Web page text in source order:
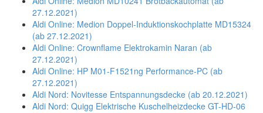
27.12.2021)
Aldi Online: Medion Doppel-Induktionskochplatte MD15324
(ab 27.12.2021)
Aldi Online: Crownflame Elektrokamin Naran (ab
27.12.2021)
Aldi Online: HP M01-F1521ng Performance-PC (ab
27.12.2021)
Aldi Nord: Novitesse Entspannungsdecke (ab 20.12.2021)
Aldi Nord: Quigg Elektrische Kuschelheizdecke GT-HD-06